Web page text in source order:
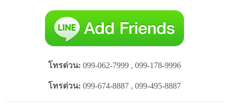
โทรด่วน: 099-062-7999 , 099-178-9996
โทรด่วน: 099-674-8887 , 099-495-8887